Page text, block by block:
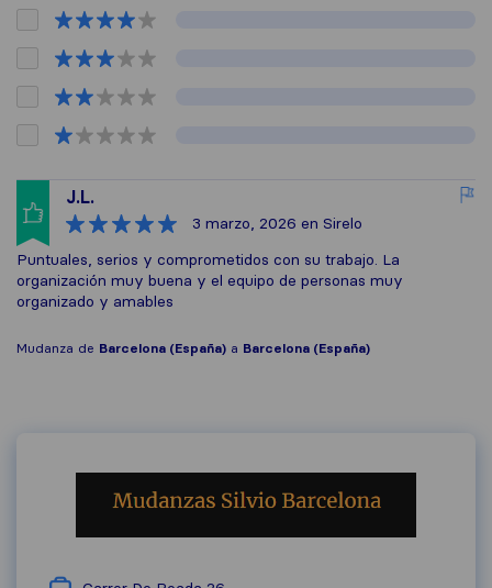
J.L.
3 marzo, 2026 en Sirelo
Puntuales, serios y comprometidos con su trabajo. La
organización muy buena y el equipo de personas muy
organizado y amables
Mudanza de Barcelona (España) a Barcelona (España)